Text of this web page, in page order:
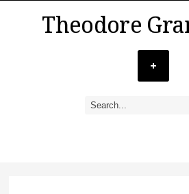
Theodore